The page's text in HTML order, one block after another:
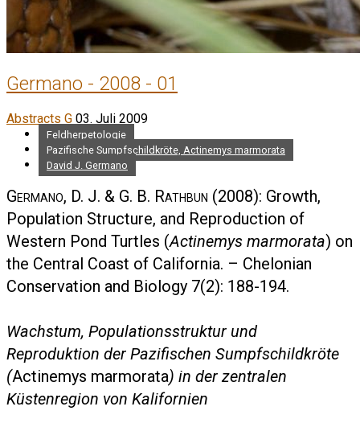
Germano - 2008 - 01
Abstracts G 03. Juli 2009
Feldherpetologie
Pazifische Sumpfschildkröte, Actinemys marmorata
David J. Germano
Germano, D. J. & G. B. Rathbun (2008): Growth,
Population Structure, and Reproduction of
Western Pond Turtles (Actinemys marmorata) on
the Central Coast of California. – Chelonian
Conservation and Biology 7(2): 188-194.
Wachstum, Populationsstruktur und
Reproduktion der Pazifischen Sumpfschildkröte
(Actinemys marmorata) in der zentralen
Küstenregion von Kalifornien